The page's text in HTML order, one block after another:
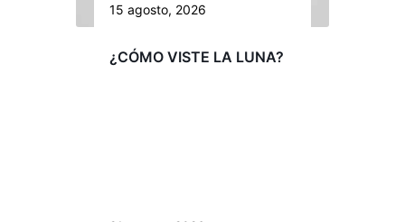
15 agosto, 2026
¿CÓMO VISTE LA LUNA?